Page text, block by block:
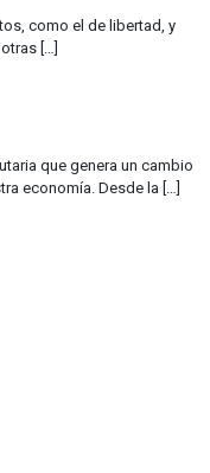
como el de libertad, y
[…]
que genera un cambio
economía. Desde la […]